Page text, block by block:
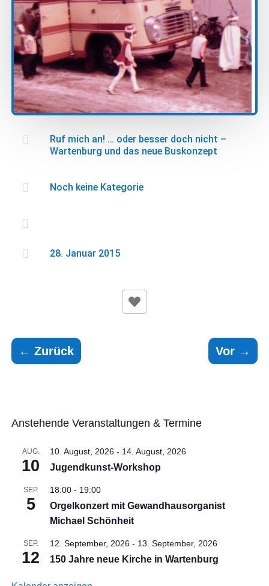

Ruf mich an! … oder besser doch nicht –
Wartenburg und das neue Buskonzept
 Noch keine Kategorie

 28. Januar 2015
←Zurück Vor→
Anstehende Veranstaltungen & Termine
AUG.
10
10. August, 2026 - 14. August, 2026
Jugendkunst-Workshop
SEP.
5
18:00 - 19:00
Orgelkonzert mit Gewandhausorganist
Michael Schönheit
SEP.
12
12. September, 2026 - 13. September, 2026
150 Jahre neue Kirche in Wartenburg